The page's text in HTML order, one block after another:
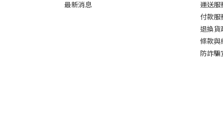
最新消息
運送服
付款服
退換貨
條款與
防詐騙